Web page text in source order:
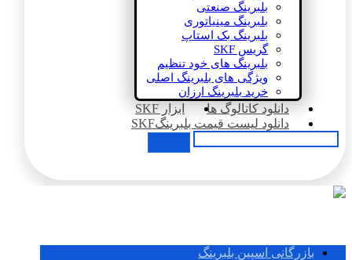
بلبرینگ صنعتی
بلبرینگ مینیاتوری
بلبرینگ بک استاپ
گریس SKF
بلبرینگ های خود تنظیم
ویژگی های بلبرینگ اصلی
خرید بلبرینگ ارزان
دانلود کاتالوگ ها
ابزار SKF
دانلود لیست قیمت بلبرینگSKF
بازرگانی اسپین بلبرینگ